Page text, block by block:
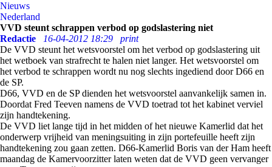
Nieuws
Nederland
VVD steunt schrappen verbod op godslastering niet
Redactie
16-04-2012 18:29
print
De VVD steunt het wetsvoorstel om het verbod op godslastering uit
het wetboek van strafrecht te halen niet langer. Het wetsvoorstel om
het verbod te schrappen wordt nu nog slechts ingediend door D66 en
de SP.
D66, VVD en de SP dienden het wetsvoorstel aanvankelijk samen in.
Doordat Fred Teeven namens de VVD toetrad tot het kabinet verviel
zijn handtekening.
De VVD liet lange tijd in het midden of het nieuwe Kamerlid dat het
onderwerp vrijheid van meningsuiting in zijn portefeuille heeft zijn
handtekening zou gaan zetten. D66-Kamerlid Boris van der Ham heeft
maandag de Kamervoorzitter laten weten dat de VVD geen vervanger